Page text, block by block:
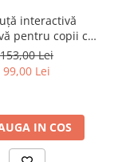
apa
mediul acvatic
primele luni
interactivă
pentru copii cu
și activități
153,00 Lei
99,00 Lei
IN COS